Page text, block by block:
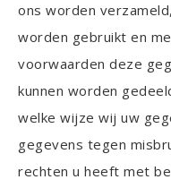
ons worden
worden gebruikt en
voorwaarden deze
kunnen worden
welke wijze wij uw
gegevens tegen
rechten u heeft met